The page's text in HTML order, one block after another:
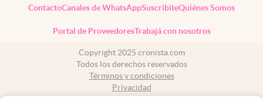
ContactoCanales de WhatsAppSuscribiteQuiénes Somos
Portal de ProveedoresTrabajá con nosotros
Copyright 2025 cronista.com
Todos los derechos reservados
Términos y condiciones
Privacidad